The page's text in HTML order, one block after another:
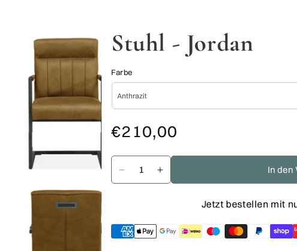
Stuhl - Jordan
Farbe
Normaler
Preis
Verkaufspreis
€210,00
Verringere
für
Stuhl
Erhöhe
Stuhl
In den
Jetzt bestellen mit